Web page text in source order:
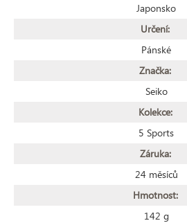
Japonsko
Určení:
Pánské
Značka:
Seiko
Kolekce:
5 Sports
Záruka:
24 měsíců
Hmotnost:
142 g